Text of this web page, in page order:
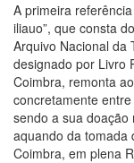
A primeira
iliauo”, que consta
Arquivo Nacional da
designado por Livro
Coimbra, remonta
concretamente
sendo a sua doação
aquando da tomada
Coimbra, em plena